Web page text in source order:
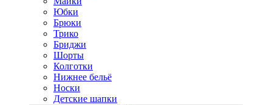
Юбки
Брюки
Трико
Бриджи
Шорты
Колготки
Нижнее бельё
Носки
Детские шапки